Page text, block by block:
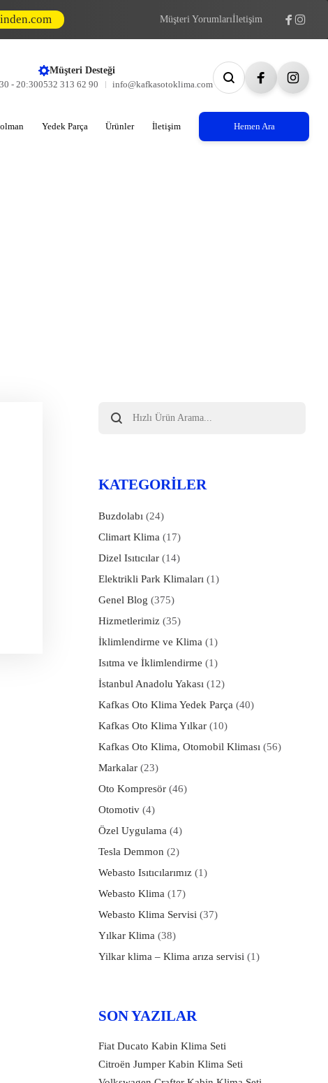
Müşteri Yorumlarıİletişim
- 20:30
Müşteri Desteği
0532 313 62 90
info@kafkasotoklima.com
Yedek Parça Ürünler İletişim Hemen Ara
search
KATEGORILER
Buzdolabı (24)
Climart Klima (17)
Dizel Isıtıcılar (14)
Elektrikli Park Klimaları (1)
Genel Blog (375)
Hizmetlerimiz (35)
İklimlendirme ve Klima (1)
Isıtma ve İklimlendirme (1)
İstanbul Anadolu Yakası (12)
Kafkas Oto Klima Yedek Parça (40)
Kafkas Oto Klima Yılkar (10)
Kafkas Oto Klima, Otomobil Kliması (56)
Markalar (23)
Oto Kompresör (46)
Otomotiv (4)
Özel Uygulama (4)
Tesla Demmon (2)
Webasto Isıtıcılarımız (1)
Webasto Klima (17)
Webasto Klima Servisi (37)
Yılkar Klima (38)
Yilkar klima – Klima arıza servisi (1)
SON YAZILAR
Fiat Ducato Kabin Klima Seti
Citroën Jumper Kabin Klima Seti